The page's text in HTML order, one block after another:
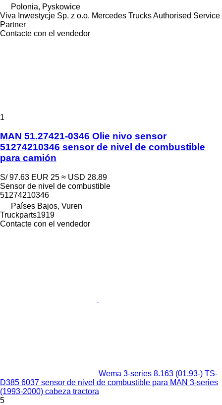
Polonia, Pyskowice
Viva Inwestycje Sp. z o.o. Mercedes Trucks Authorised Service
Partner
Contacte con el vendedor
1
MAN 51.27421-0346 Olie nivo sensor
51274210346 sensor de nivel de combustible
para camión
S/ 97.63 EUR 25 ≈ USD 28.89
Sensor de nivel de combustible
51274210346
Países Bajos, Vuren
Truckparts1919
Contacte con el vendedor
Wema 3-series 8.163 (01.93-) TS-
D385 6037 sensor de nivel de combustible para MAN 3-series
(1993-2000) cabeza tractora
5